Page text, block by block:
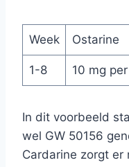
Week Ostarine
1-8 10 mg
In dit voorbeeld
wel GW 50156
Cardarine zorgt er